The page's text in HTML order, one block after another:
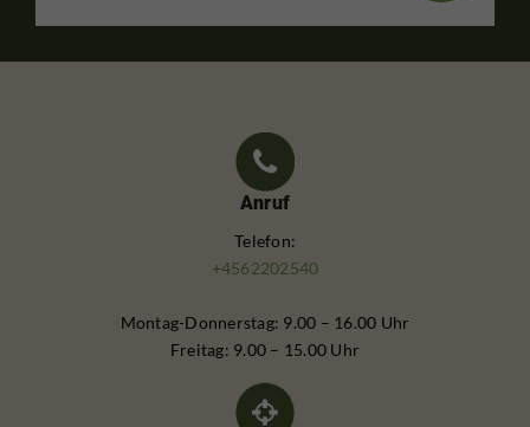
Anruf
Telefon:
+4562202540
Montag-Donnerstag: 9.00 – 16.00 Uhr
Freitag: 9.00 – 15.00 Uhr